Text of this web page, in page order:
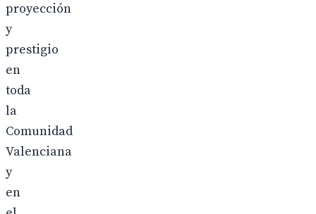
proyección
y
prestigio
en
toda
la
Comunidad
Valenciana
y
en